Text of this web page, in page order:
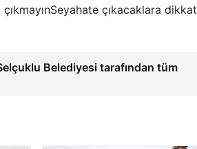
Seyahate çıkacaklara
Belediyesi tarafından tüm